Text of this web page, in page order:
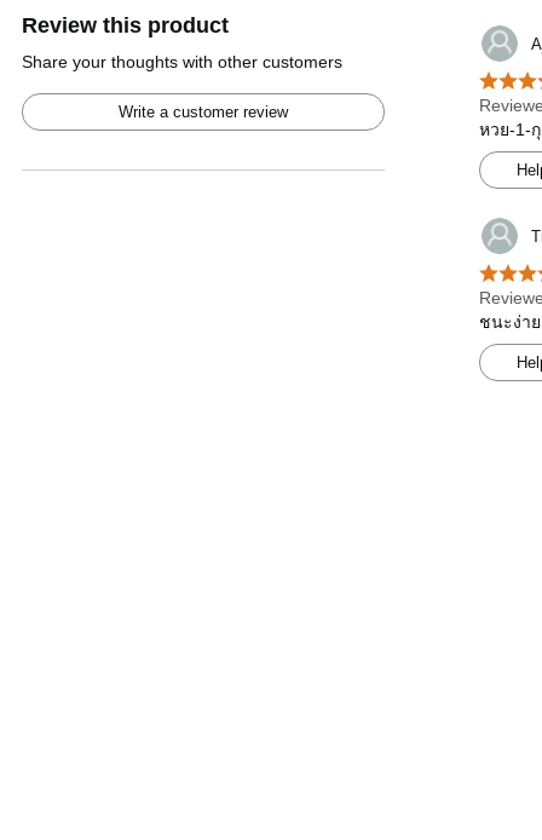
Review this product
Share your thoughts with other customers
Write a customer review
หวย-1-
ชนะง่า